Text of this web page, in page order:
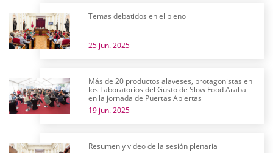
Temas debatidos en el pleno
25 jun. 2025
Más de 20 productos alaveses, protagonistas en
los Laboratorios del Gusto de Slow Food Araba
en la jornada de Puertas Abiertas
19 jun. 2025
Resumen y video de la sesión plenaria